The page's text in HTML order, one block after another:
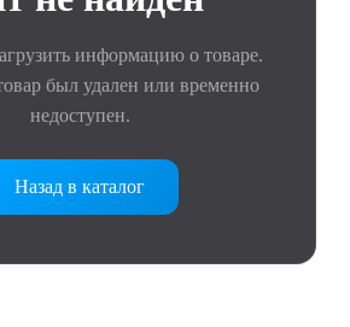
информацию о товаре.
был удален или временно
недоступен.
Назад в каталог